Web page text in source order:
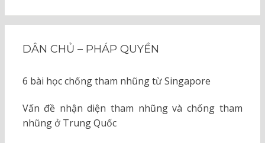
DÂN CHỦ – PHÁP QUYỀN
6 bài học chống tham nhũng từ Singapore
Vấn đề nhận diện tham nhũng và chống tham
nhũng ở Trung Quốc